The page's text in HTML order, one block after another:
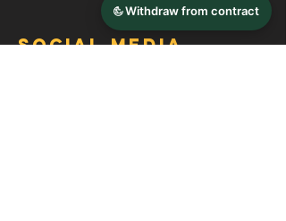
Social media